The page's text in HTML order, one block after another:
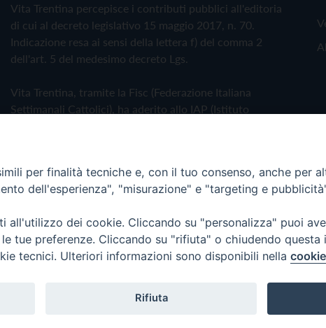
Vita Trentina percepisce i contributi pubblici all'editoria
di cui al decreto legislativo 15 maggio 2017, n. 70.
Indicazione resa ai sensi della lettera f) del comma 2
dell'art. 5 del medesimo decreto Lgs.
Vita Trentina, tramite la Fisc (Federazione Italiana
Settimanali Cattolici), ha aderito allo IAP (Istituto
Privacy Policy Cookie Policy
Editrice
per finalità tecniche e, con il tuo consenso, anche per
dell'esperienza", "misurazione" e "targeting e
all'utilizzo dei cookie. Cliccando su "personalizza" puoi
tue preferenze. Cliccando su "rifiuta" o chiudendo questa
tecnici. Ulteriori informazioni sono disponibili nella
Rifiuta